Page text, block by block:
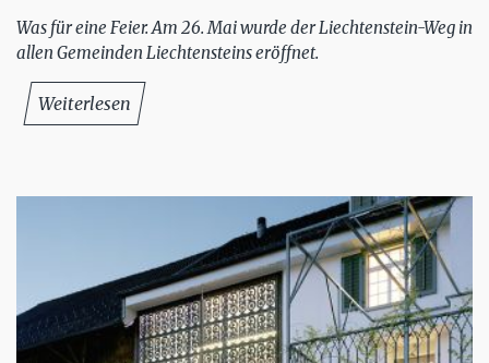
Was für eine Feier. Am 26. Mai wurde der Liechtenstein-Weg in
allen Gemeinden Liechtensteins eröffnet.
Weiterlesen